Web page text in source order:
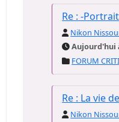
Re : -
Nikon
Aujourd'hui
FORUM
Re : La vie
Nikon